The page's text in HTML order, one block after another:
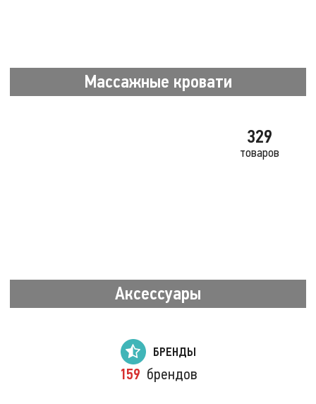
Массажные кровати
329
товаров
Аксессуары
БРЕНДЫ
159 брендов